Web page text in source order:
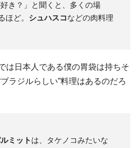
き？」と聞くと、多くの場
ほど。 シュハスコなどの肉料理
は日本人である僕の胃袋は持ちそ
ラジルらしい”料理はあるのだろ
ミット は、タケノコみたいな